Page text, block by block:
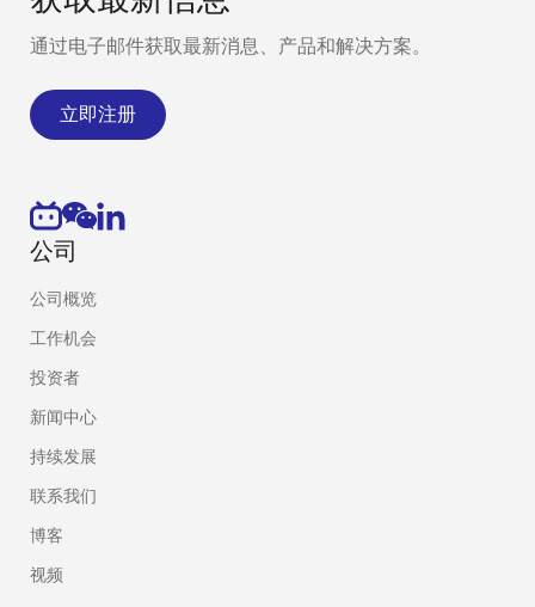
通过电子邮件获取最新消息、产品和解决方案。
立即注册
公司
公司概览
工作机会
投资者
新闻中心
持续发展
联系我们
博客
视频